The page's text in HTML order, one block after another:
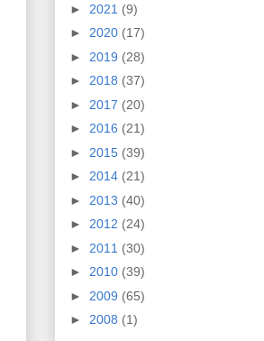
► 2021 (9)
► 2020 (17)
► 2019 (28)
► 2018 (37)
► 2017 (20)
► 2016 (21)
► 2015 (39)
► 2014 (21)
► 2013 (40)
► 2012 (24)
► 2011 (30)
► 2010 (39)
► 2009 (65)
► 2008 (1)